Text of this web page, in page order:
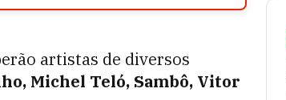
artistas de diversos
Michel Teló, Sambô, Vitor